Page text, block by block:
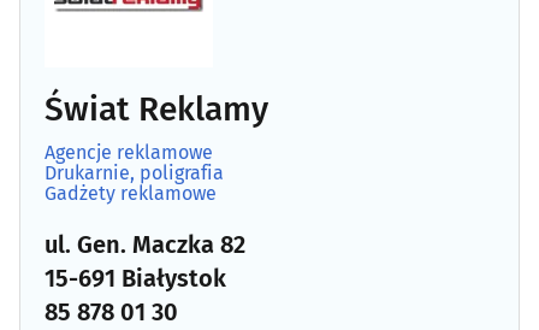
Świat Reklamy
Agencje reklamowe
Drukarnie, poligrafia
Gadżety reklamowe
ul. Gen. Maczka 82
15-691 Białystok
85 878 01 30